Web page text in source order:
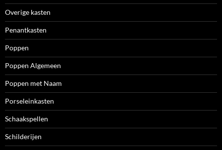
Overige kasten
Penantkasten
Poppen
Poppen Algemeen
Poppen met Naam
Porseleinkasten
Schaakspellen
Schilderijen